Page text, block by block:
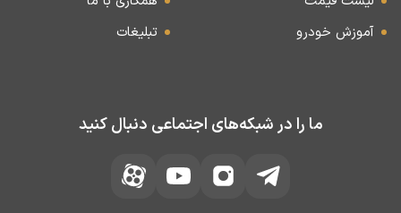
آموزش خودرو
تبلیغات
ما را در شبکه‌های اجتماعی دنبال کنید